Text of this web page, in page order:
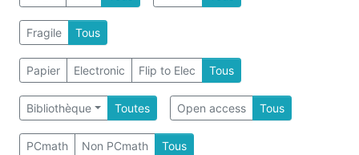
Fragile Tous
Papier Electronic Flip to Elec Tous
Bibliothèque Toutes Open access Tous
PCmath Non PCmath Tous